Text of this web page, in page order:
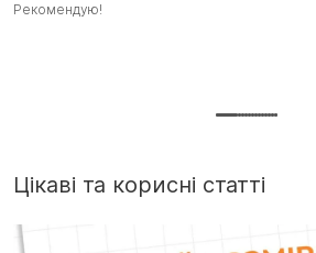
Рекомендую!
Рекомендую! :)
Цікаві та корисні статті